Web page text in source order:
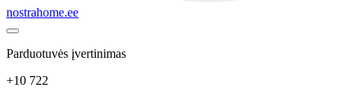
nostrahome.ee
Parduotuvės įvertinimas
+10 722